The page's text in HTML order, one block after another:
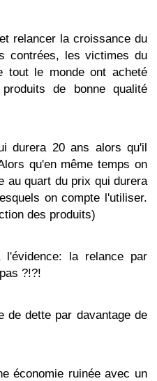
relancer la croissance du
contrées, les victimes du
tout le monde ont acheté
de bonne qualité
durera 20 ans alors qu'il
qu'en même temps on
au quart du prix qui durera
on compte l'utiliser.
des produits)
la relance par
?!?!
de dette par davantage de
économie ruinée avec un